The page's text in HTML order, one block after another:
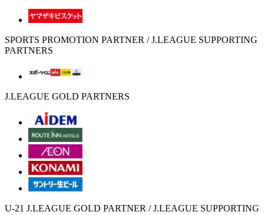
SPORTS PROMOTION PARTNER / J.LEAGUE SUPPORTING
PARTNERS
J.LEAGUE GOLD PARTNERS
U-21 J.LEAGUE GOLD PARTNER / J.LEAGUE SUPPORTING